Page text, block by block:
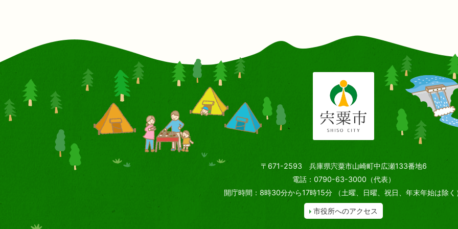
〒671-2593 兵庫県宍粟市山崎町中広瀬133番地6
電話：0790-63-3000（代表）
開庁時間：8時30分から17時15分
（土曜、日曜、祝日、年末年始は除く
市役所へのアクセス